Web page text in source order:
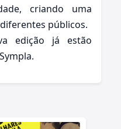
criando uma
públicos.
edição já estão